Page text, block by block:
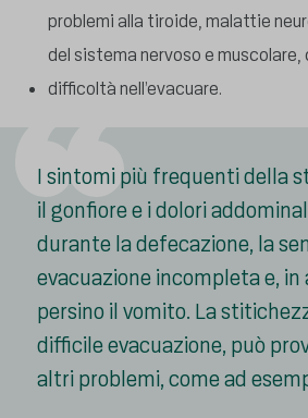
problemi alla tiroide, malattie
del sistema nervoso e muscolare,
difficoltà nell’evacuare.
I sintomi più frequenti della
il gonfiore e i dolori
durante la defecazione, la
evacuazione incompleta e, in
persino il vomito. La
difficile evacuazione, può
altri problemi, come ad